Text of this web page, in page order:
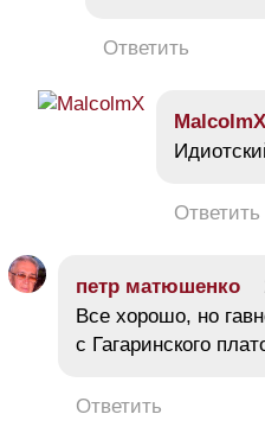
Ответить
MalcolmX
Ответить
петр матюшенко
Все хорошо, но
с Гагаринского
Ответить